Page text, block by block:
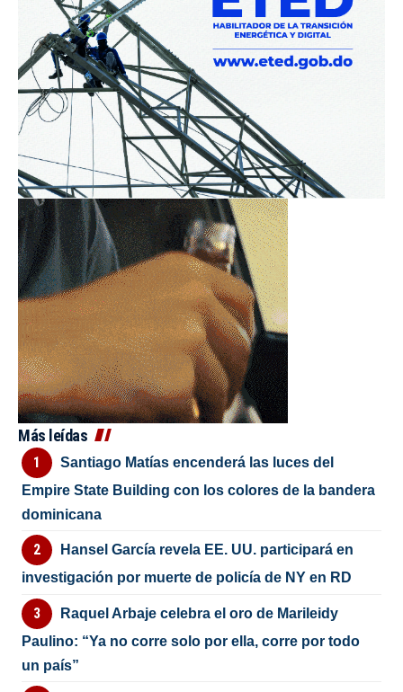
Más leídas
Santiago Matías encenderá las luces del
Empire State Building con los colores de la bandera
dominicana
Hansel García revela EE. UU. participará en
investigación por muerte de policía de NY en RD
Raquel Arbaje celebra el oro de Marileidy
Paulino: “Ya no corre solo por ella, corre por todo
un país”